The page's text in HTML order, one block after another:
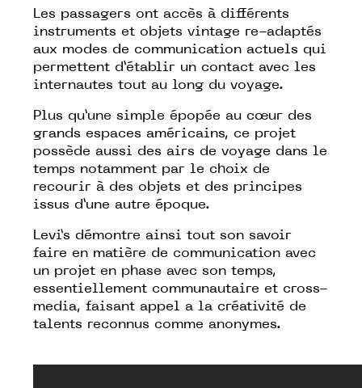
Les passagers ont accès à différents
instruments et objets vintage re-adaptés
aux modes de communication actuels qui
permettent d’établir un contact avec les
internautes tout au long du voyage.
Plus qu’une simple épopée au cœur des
grands espaces américains, ce projet
possède aussi des airs de voyage dans le
temps notamment par le choix de
recourir à des objets et des principes
issus d’une autre époque.
Levi’s démontre ainsi tout son savoir
faire en matière de communication avec
un projet en phase avec son temps,
essentiellement communautaire et cross-
media, faisant appel a la créativité de
talents reconnus comme anonymes.